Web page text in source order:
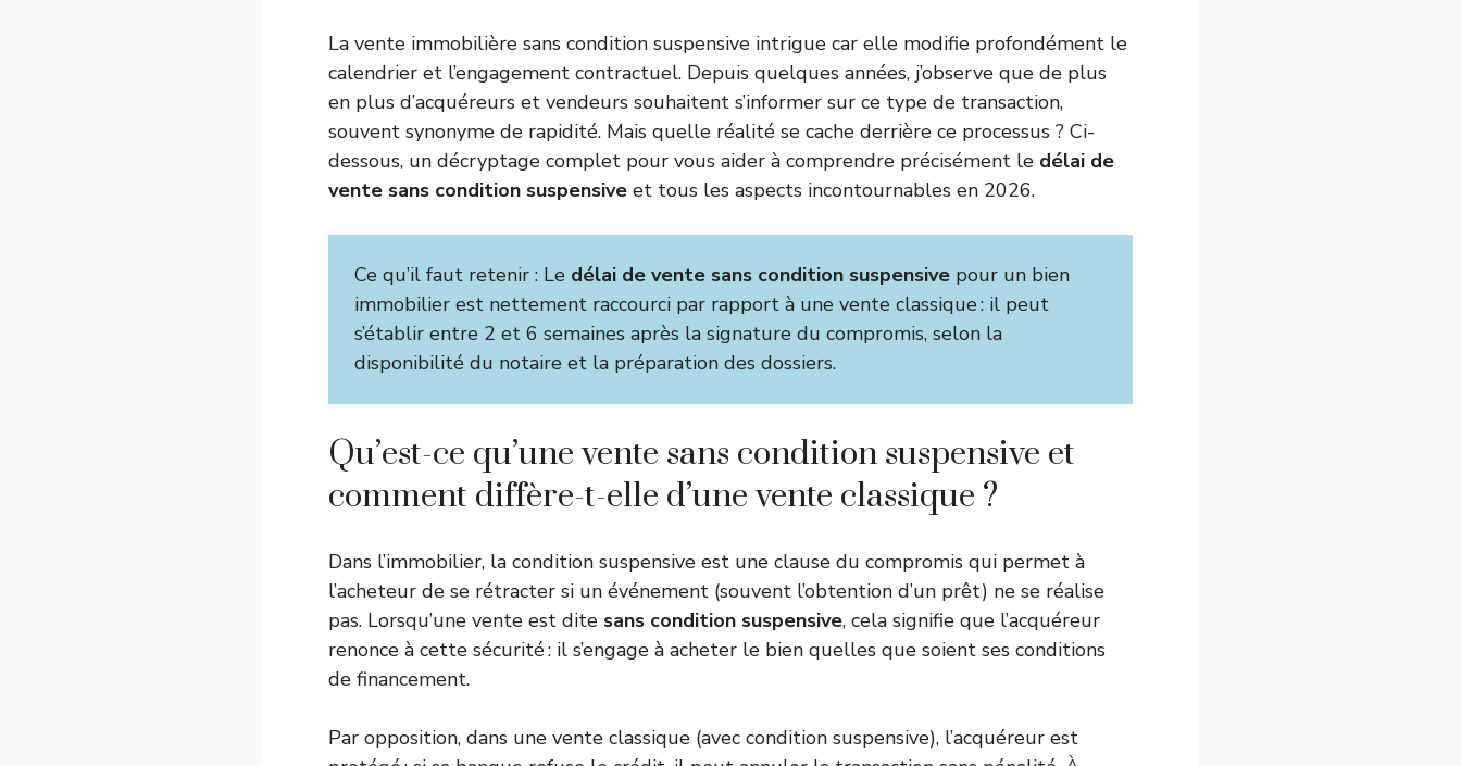
La vente immobilière sans condition suspensive intrigue car elle modifie profondément le
calendrier et l’engagement contractuel. Depuis quelques années, j’observe que de plus
en plus d’acquéreurs et vendeurs souhaitent s’informer sur ce type de transaction,
souvent synonyme de rapidité. Mais quelle réalité se cache derrière ce processus ? Ci-
dessous, un décryptage complet pour vous aider à comprendre précisément le délai de
vente sans condition suspensive et tous les aspects incontournables en 2026.
Ce qu’il faut retenir : Le délai de vente sans condition suspensive pour un bien
immobilier est nettement raccourci par rapport à une vente classique : il peut
s’établir entre 2 et 6 semaines après la signature du compromis, selon la
disponibilité du notaire et la préparation des dossiers.
Qu’est-ce qu’une vente sans condition suspensive et
comment diffère-t-elle d’une vente classique ?
Dans l’immobilier, la condition suspensive est une clause du compromis qui permet à
l’acheteur de se rétracter si un événement (souvent l’obtention d’un prêt) ne se réalise
pas. Lorsqu’une vente est dite sans condition suspensive, cela signifie que l’acquéreur
renonce à cette sécurité : il s’engage à acheter le bien quelles que soient ses conditions
de financement.
Par opposition, dans une vente classique (avec condition suspensive), l’acquéreur est